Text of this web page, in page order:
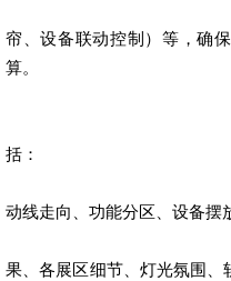
帘、设备联动控制）等，确
算。
括：
动线走向、功能分区、设备摆
果、各展区细节、灯光氛围